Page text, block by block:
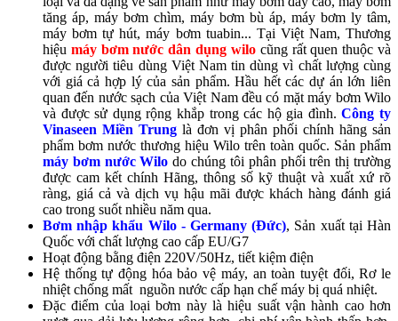
tăng áp, máy bơm chìm, máy bơm bù áp, máy bơm ly tâm,
máy bơm tự hút, máy bơm tuabin... Tại Việt Nam, Thương
hiệu máy bơm nước dân dụng wilocũng rất quen thuộc và
được người tiêu dùng Việt Nam tin dùng vì chất lượng cùng
với giá cả hợp lý của sản phẩm. Hầu hết các dự án lớn liên
quan đến nước sạch của Việt Nam đều có mặt máy bơm Wilo
và được sử dụng rộng khắp trong các hộ gia đình.Công ty
Vinaseen Miền Trung là đơn vị phân phối chính hãng sản
phẩm bơm nước thương hiệu Wilo trên toàn quốc. Sản phẩm
máy bơm nước Wilo do chúng tôi phân phối trên thị trường
được cam kết chính Hãng, thông số kỹ thuật và xuất xứ rõ
ràng, giá cả và dịch vụ hậu mãi được khách hàng đánh giá
cao trong suốt nhiều năm qua.
Bơm nhập khẩu Wilo - Germany (Đức), Sản xuất tại Hàn
Quốc với chất lượng cao cấp EU/G7
Hoạt động bằng điện 220V/50Hz, tiết kiệm điện
Hệ thống tự động hóa bảo vệ máy, an toàn tuyệt đối, Rơ le
nhiệt chống mất nguồn nước cấp hạn chế máy bị quá nhiệt.
Đặc điểm của loại bơm này là hiệu suất vận hành cao hơn